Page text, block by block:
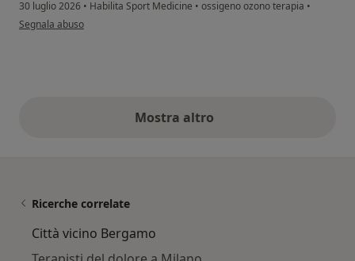
30 luglio 2026 • Habilita Sport Medicine • ossigeno ozono terapia •
secondo l'opinione dell'utente S.R.
Segnala abuso
Mostra altroopinioni di cui sopra
Ricerche correlate
Città vicino Bergamo